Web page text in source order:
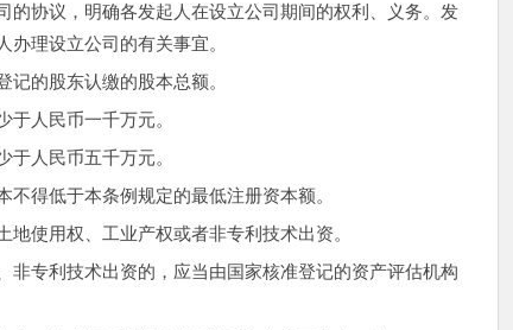
议，明确各发起人在设立公司期间的权利、义务。发
理设立公司的有关事宜。
的股东认缴的股本总额。
人民币一千万元。
人民币五千万元。
得低于本条例规定的最低注册资本额。
用权、工业产权或者非专利技术出资。
专利技术出资的，应当由国家核准登记的资产评估机构